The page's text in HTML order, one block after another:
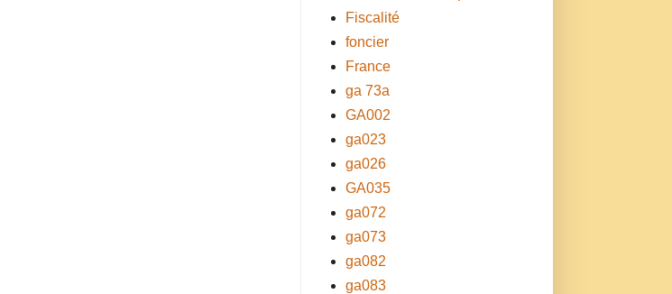
Fiscalité
foncier
France
ga 73a
GA002
ga023
ga026
GA035
ga072
ga073
ga082
ga083